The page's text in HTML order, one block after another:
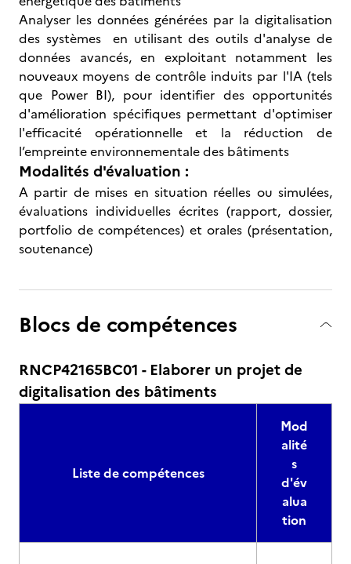
Analyser les données générées par la digitalisation
des systèmes en utilisant des outils d'analyse de
données avancés, en exploitant notamment les
nouveaux moyens de contrôle induits par l'IA (tels
que Power BI), pour identifier des opportunités
d'amélioration spécifiques permettant d'optimiser
l'efficacité opérationnelle et la réduction de
l’empreinte environnementale des bâtiments
Modalités d'évaluation :
A partir de mises en situation réelles ou simulées,
évaluations individuelles écrites (rapport, dossier,
portfolio de compétences) et orales (présentation,
soutenance)
Blocs de compétences
RNCP42165BC01 - Elaborer un projet de
digitalisation des bâtiments
Liste de compétences
Mod
alité
s
d'év
alua
tion